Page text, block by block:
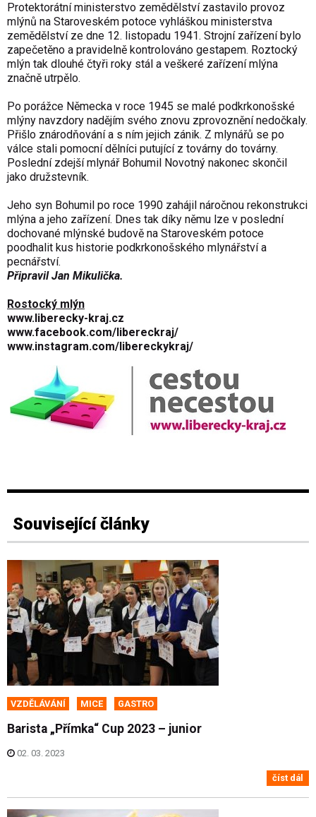
Protektorátní ministerstvo zemědělství zastavilo provoz
mlýnů na Staroveském potoce vyhláškou ministerstva
zemědělství ze dne 12. listopadu 1941. Strojní zařízení bylo
zapečetěno a pravidelně kontrolováno gestapem. Roztocký
mlýn tak dlouhé čtyři roky stál a veškeré zařízení mlýna
značně utrpělo.
Po porážce Německa v roce 1945 se malé podkrkonošské
mlýny navzdory nadějím svého znovu zprovoznění nedočkaly.
Přišlo znárodňování a s ním jejich zánik. Z mlynářů se po
válce stali pomocní dělníci putující z továrny do továrny.
Poslední zdejší mlynář Bohumil Novotný nakonec skončil
jako družstevník.
Jeho syn Bohumil po roce 1990 zahájil náročnou rekonstrukci
mlýna a jeho zařízení. Dnes tak díky němu lze v poslední
dochované mlýnské budově na Staroveském potoce
poodhalit kus historie podkrkonošského mlynářství a
pecnářství.
Připravil Jan Mikulička.
Rostocký mlýn
www.liberecky-kraj.cz
www.facebook.com/libereckraj/
www.instagram.com/libereckykraj/
Související články
VZDĚLÁVÁNÍ MICE GASTRO
Barista „Přímka“ Cup 2023 – junior
02. 03. 2023
číst dál